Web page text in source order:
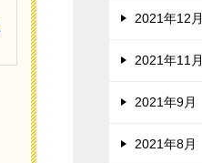
2021年12月
2021年11月
2021年9月
2021年8月